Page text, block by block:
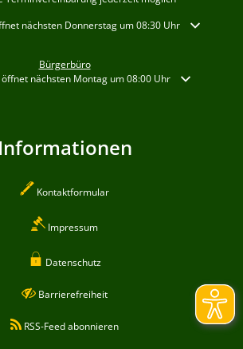
Öffnungs- oder Schließzeiten auszublenden
nächsten Donnerstag um 08:30 Uhr
Bürgerbüro
Öffnungs- oder Schließzeiten auszublenden
öffnet nächsten Montag um 08:00 Uhr
Informationen
Kontaktformular
Impressum
Datenschutz
Barrierefreiheit
RSS-Feed abonnieren